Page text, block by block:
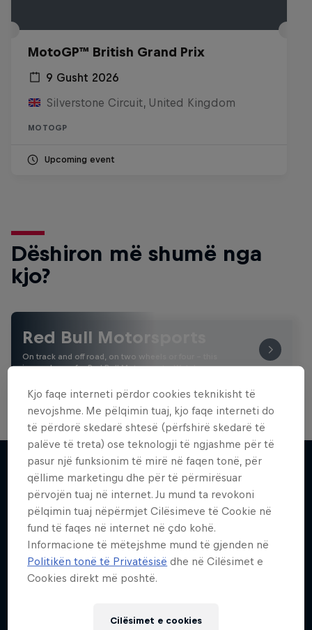
MotoGP™ British Grand Prix
9 Gusht 2026
Silverstone Circuit, United Kingdom
MOTOGP
Upcoming event
Dëshiron më shumë nga
kjo?
Red Bull Motorsports
On track and off road, on two wheels or four - this
is your home for Red Bull Motorsports. Watch …
Më shumë si kjo
Kjo faqe interneti përdor cookies teknikisht të
nevojshme. Me pëlqimin tuaj, kjo faqe interneti do
të përdorë skedarë shtesë (përfshirë skedarë të
palëve të treta) ose teknologji të ngjashme për të
pasur një funksionim të mirë në faqen tonë, për
qëllime marketingu dhe për të përmirësuar
përvojën tuaj në internet. Ju mund ta revokoni
pëlqimin tuaj nëpërmjet Cilësimeve të Cookie në
fund të faqes në internet në çdo kohë.
Informacione të mëtejshme mund të gjenden në
Politikën tonë të Privatësisë dhe në Cilësimet e
Cookies direkt më poshtë.
Cilësimet e cookies